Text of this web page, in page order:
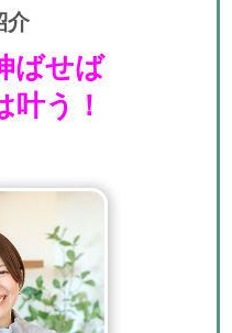
介
ばせば
叶う！